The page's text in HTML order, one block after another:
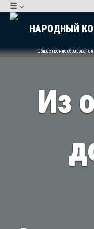
Перейти
содержимому
☰
НАРОДНЫЙ
Общественно-
Из